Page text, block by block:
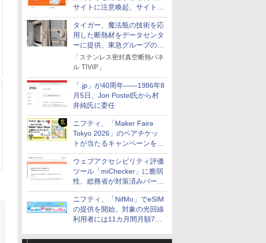
サイトに注意喚起、サイト名
とドメイン名を公表
タイガー、魔法瓶の技術を応
用した断熱材をデータセンタ
ーに提供、東急グループの実
証実験で
「ステンレス密封真空断熱パネ
ル TIVIP」
「.jp」が40周年――1986年8
月5日、Jon Postel氏から村
井純氏に委任
ニフティ、「Maker Faire
Tokyo 2026」のペアチケッ
トが当たるキャンペーンをX
で実施。8月16日まで
ウェブアクセシビリティ評価
ツール「miChecker」に脆弱
性、総務省が対策済みバージ
ョンへの更新を呼び掛け
ニフティ、「NifMo」でeSIM
の提供を開始。対象の光回線
利用者には11カ月間月額770